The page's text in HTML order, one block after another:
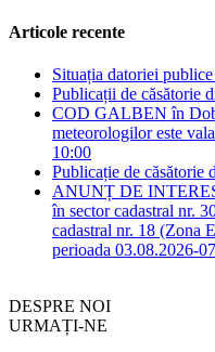
Articole recente
Situația datoriei
Publicații de căsătorie
COD GALBEN în
meteorologilor este
10:00
Publicație de căsătorie
ANUNȚ DE
în sector cadastral nr.
cadastral nr. 18 (Zona
perioada 03.08.2026-
DESPRE NOI
URMAȚI-NE